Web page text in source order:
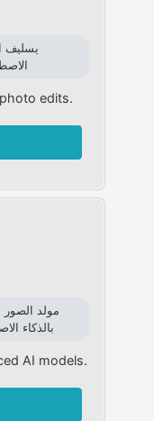
يسليف
edits.
مولد الصور
بالذكاء
AI models.